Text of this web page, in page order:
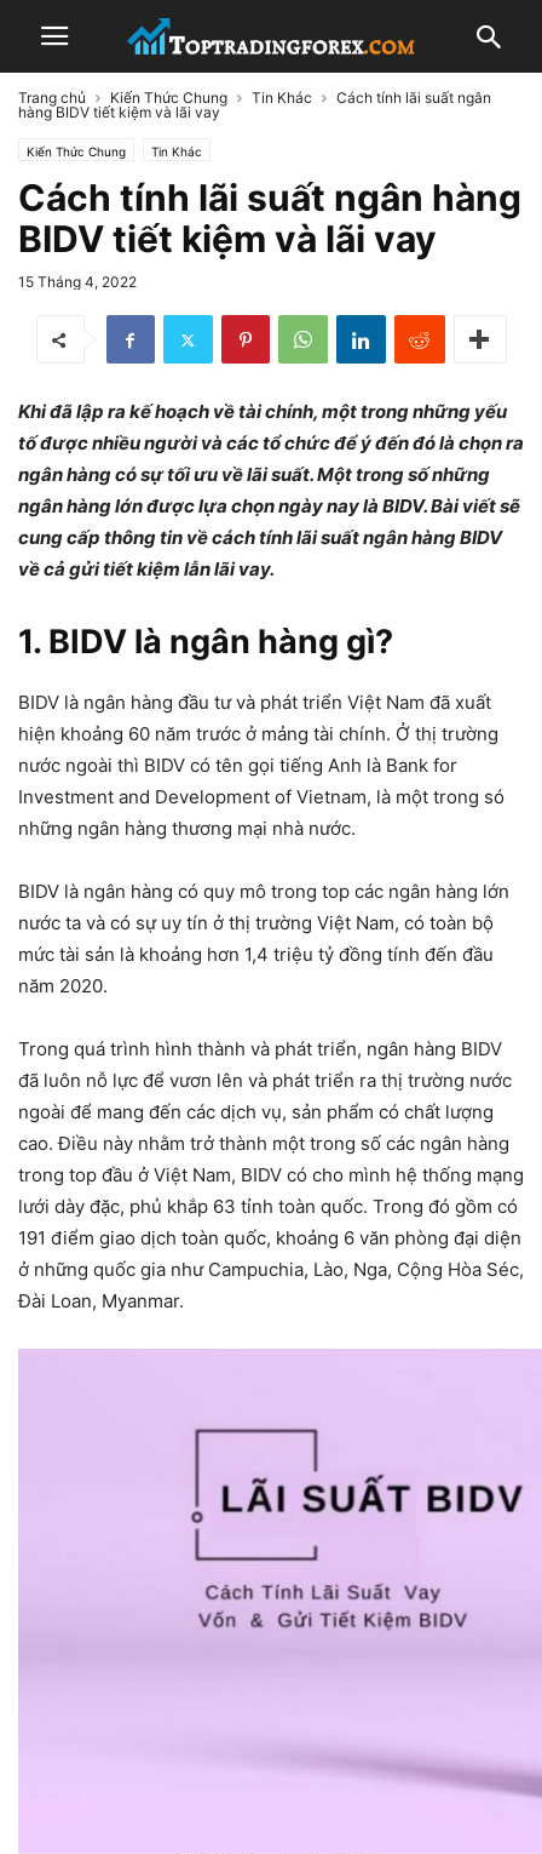
Trang chủ Kiến Thức Chung Tin Khác
Cách tính lãi suất ngân
hàng BIDV tiết kiệm và lãi vay
Kiến Thức Chung Tin Khác
Cách tính lãi suất ngân hàng
BIDV tiết kiệm và lãi vay
15 Tháng 4, 2022
Khi đã lập ra kế hoạch về tài chính, một trong những yếu
tố được nhiều người và các tổ chức để ý đến đó là chọn ra
ngân hàng có sự tối ưu về lãi suất. Một trong số những
ngân hàng lớn được lựa chọn ngày nay là BIDV. Bài viết sẽ
cung cấp thông tin về cách tính lãi suất ngân hàng BIDV
về cả gửi tiết kiệm lẫn lãi vay.
1. BIDV là ngân hàng gì?
BIDV là ngân hàng đầu tư và phát triển Việt Nam đã xuất
hiện khoảng 60 năm trước ở mảng tài chính. Ở thị trường
nước ngoài thì BIDV có tên gọi tiếng Anh là Bank for
Investment and Development of Vietnam, là một trong só
những ngân hàng thương mại nhà nước.
BIDV là ngân hàng có quy mô trong top các ngân hàng lớn
nước ta và có sự uy tín ở thị trường Việt Nam, có toàn bộ
mức tài sản là khoảng hơn 1,4 triệu tỷ đồng tính đến đầu
năm 2020.
Trong quá trình hình thành và phát triển, ngân hàng BIDV
đã luôn nỗ lực để vươn lên và phát triển ra thị trường nước
ngoài để mang đến các dịch vụ, sản phẩm có chất lượng
cao. Điều này nhằm trở thành một trong số các ngân hàng
trong top đầu ở Việt Nam, BIDV có cho mình hệ thống mạng
lưới dày đặc, phủ khắp 63 tỉnh toàn quốc. Trong đó gồm có
191 điểm giao dịch toàn quốc, khoảng 6 văn phòng đại diện
ở những quốc gia như Campuchia, Lào, Nga, Cộng Hòa Séc,
Đài Loan, Myanmar.